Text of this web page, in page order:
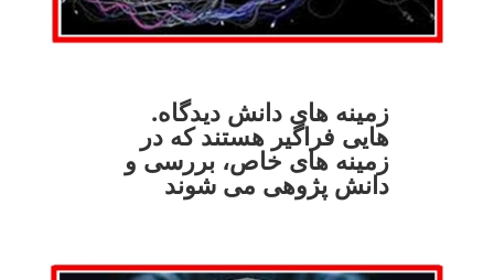
.زمینه های دانش دیدگاه
هایی فراگیر هستند که در
زمینه های خاص، بررسی و
دانش پژوهی می شوند